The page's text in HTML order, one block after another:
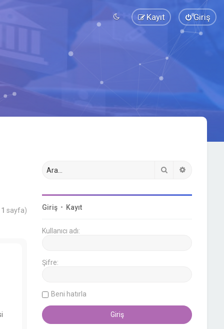
Giriş
Kayıt
1 sayfa)
Ara
Giriş • Kayıt
Kullanıcı adı:
Şifre:
Beni hatırla